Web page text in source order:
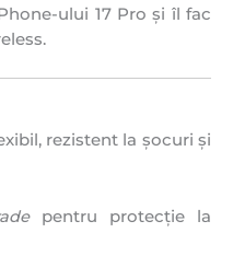
ului 17 Pro și îl fac
rezistent la șocuri și
pentru protecție la